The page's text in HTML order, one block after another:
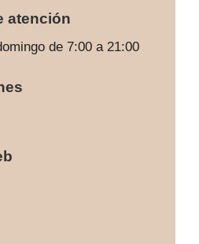
atención
de 7:00 a 21:00